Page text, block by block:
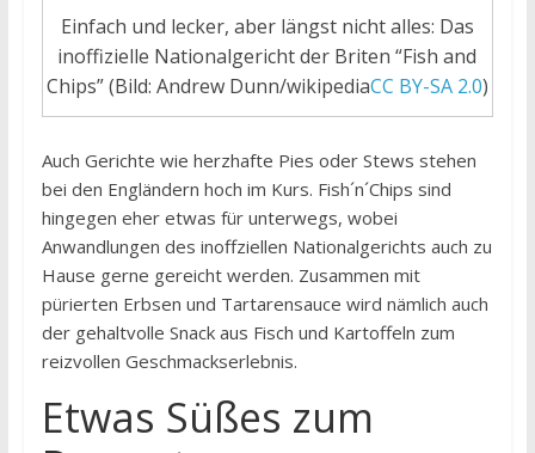
Einfach und lecker, aber längst nicht alles: Das
inoffizielle Nationalgericht der Briten “Fish and
Chips” (Bild: Andrew Dunn/wikipediaCC BY-SA 2.0)
Auch Gerichte wie herzhafte Pies oder Stews stehen
bei den Engländern hoch im Kurs. Fish´n´Chips sind
hingegen eher etwas für unterwegs, wobei
Anwandlungen des inoffziellen Nationalgerichts auch zu
Hause gerne gereicht werden. Zusammen mit
pürierten Erbsen und Tartarensauce wird nämlich auch
der gehaltvolle Snack aus Fisch und Kartoffeln zum
reizvollen Geschmackserlebnis.
Etwas Süßes zum